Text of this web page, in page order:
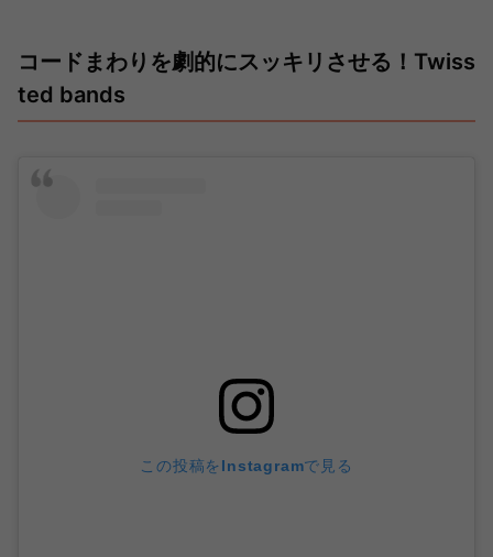
コードまわりを劇的にスッキリさせる！Twiss
ted bands
この投稿をInstagramで見る